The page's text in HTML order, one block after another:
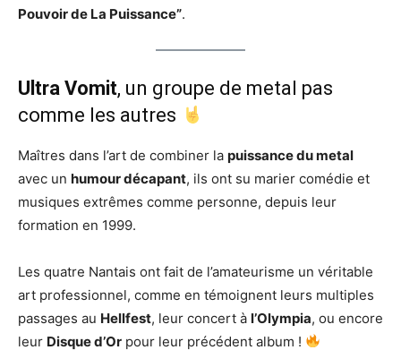
Pouvoir de La Puissance”.
Ultra Vomit, un groupe de metal pas
comme les autres
Maîtres dans l’art de combiner la puissance du metal
avec un humour décapant, ils ont su marier comédie et
musiques extrêmes comme personne, depuis leur
formation en 1999.
Les quatre Nantais ont fait de l’amateurisme un véritable
art professionnel, comme en témoignent leurs multiples
passages au Hellfest, leur concert à l’Olympia, ou encore
leur Disque d’Or pour leur précédent album !